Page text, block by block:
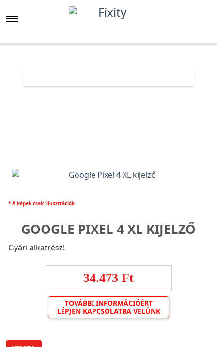
* A képek csak illusztrációk
GOOGLE PIXEL 4 XL KIJELZŐ
Gyári alkatrész!
34.473 Ft
TOVÁBBI INFORMÁCIÓÉRT
LÉPJEN KAPCSOLATBA VELÜNK